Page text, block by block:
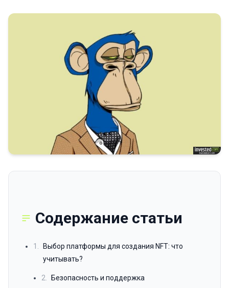
Содержание статьи
1.
Выбор платформы для создания NFT: что
учитывать?
2. Безопасность и поддержка